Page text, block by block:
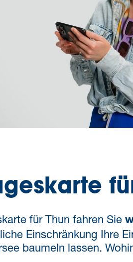
für Thun fahren Sie
Einschränkung Ihre
baumeln lassen.